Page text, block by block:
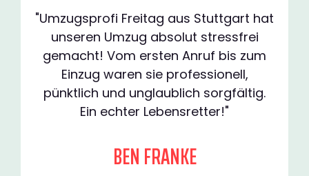
"Umzugsprofi Freitag aus Stuttgart hat
unseren Umzug absolut stressfrei
gemacht! Vom ersten Anruf bis zum
Einzug waren sie professionell,
pünktlich und unglaublich sorgfältig.
Ein echter Lebensretter!"
BEN FRANKE